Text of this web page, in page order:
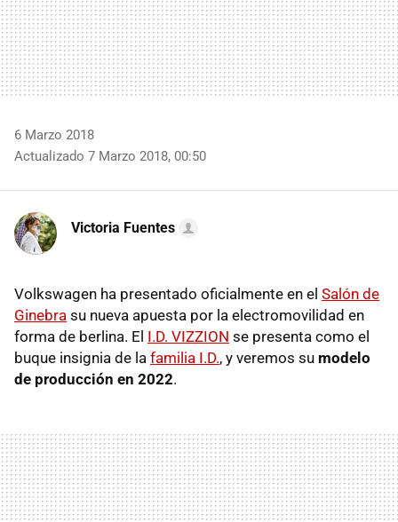
6 Marzo 2018
Actualizado 7 Marzo 2018, 00:50
Victoria Fuentes
Volkswagen ha presentado oficialmente en el Salón de
Ginebra su nueva apuesta por la electromovilidad en
forma de berlina. El I.D. VIZZION se presenta como el
buque insignia de la familia I.D., y veremos su modelo
de producción en 2022.